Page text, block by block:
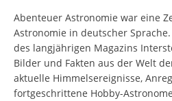
Abenteuer Astronomie war eine
Astronomie in deutscher
des langjährigen Magazins
Bilder und Fakten aus der Welt
aktuelle Himmelsereignisse,
fortgeschrittene Hobby-